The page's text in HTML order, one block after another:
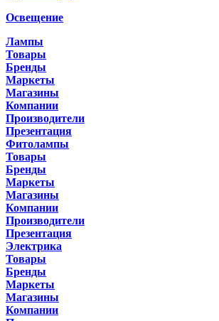
Освещение
Лампы
Товары
Бренды
Маркеты
Магазины
Компании
Производители
Презентация
Фитолампы
Товары
Бренды
Маркеты
Магазины
Компании
Производители
Презентация
Электрика
Товары
Бренды
Маркеты
Магазины
Компании